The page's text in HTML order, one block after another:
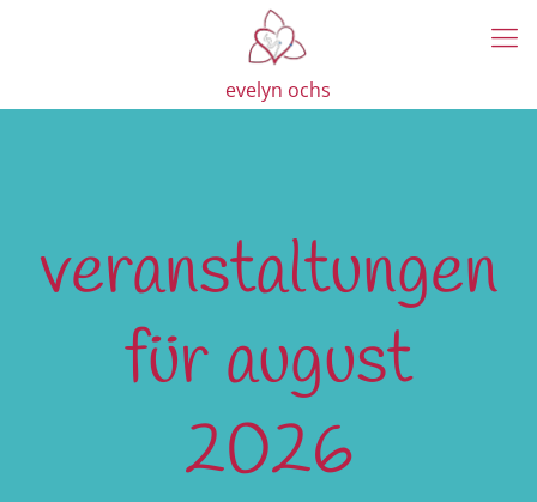
evelyn ochs
veranstaltungen
für august
2026